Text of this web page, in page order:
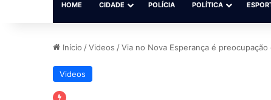
HOME CIDADE POLÍCIA POLÍTICA
Início /Videos /Via no Nova Esperança é
Videos